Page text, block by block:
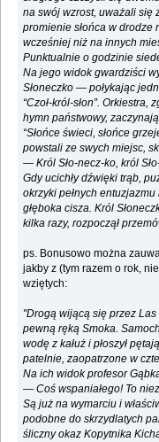
na swój wzrost, uważali się
promienie słońca w drodze
wcześniej niż na innych
Punktualnie o godzinie
Na jego widok gwardziści
Słoneczko — połykając
“Czoł-król-słon”.
hymn państwowy,
“Słońce świeci, słońce
powstali ze swych miejsc,
— Król Sło-necz-ko, król
Gdy ucichły dźwięki trąb,
okrzyki pełnych
głęboka cisza. Król
kilka razy, rozpoczął
ps. Bonusowo można
jakby z (tym razem o rok,
wziętych:
"Drogą wijącą się przez
pewną ręką Smoka.
wodę z kałuż i płoszył
patelnie, zaopatrzone w
Na ich widok profesor
— Coś wspaniałego! To
Są już na wymarciu i
podobne do skrzydlatych
śliczny okaz Kopytnika